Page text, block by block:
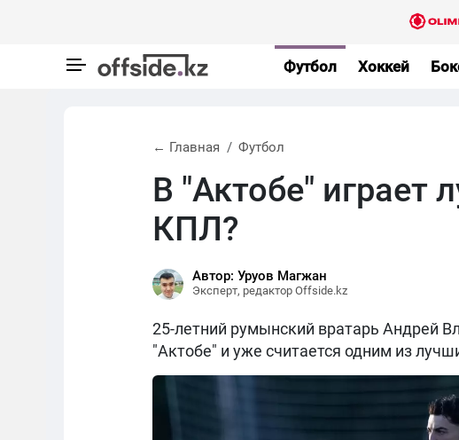
Футбол Хоккей
← Главная Футбол
В "Актобе" играет
КПЛ?
Автор: Уруов Магжан
Эксперт, редактор Offside.kz
25-летний румынский вратарь Андрей
"Актобе" и уже считается одним из